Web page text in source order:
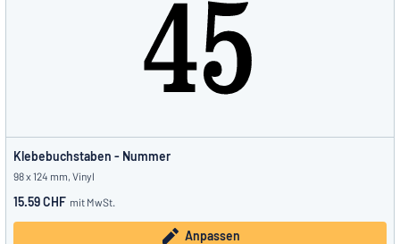
Klebebuchstaben - Nummer
98 x 124 mm, Vinyl
15.59 CHF mit MwSt.
Anpassen